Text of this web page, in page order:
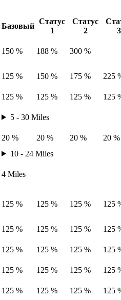
Базовый
Статус
1
Статус
2
3
150 % 188 % 300 %
125 % 150 % 175 %
225
125 % 125 % 125 %
125
5 - 30 Miles
20 % 20 % 20 %
20 %
10 - 24 Miles
4 Miles
125 % 125 % 125 % 125
125 % 125 % 125 %
125
125 % 125 % 125 %
125
125 % 125 % 125 %
125
125 % 125 % 125 %
125